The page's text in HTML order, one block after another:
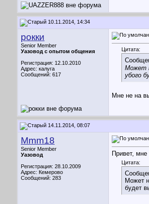
10.11.2014, 14:34
рокки
Senior Member
Уазовод с опытом общения
Регистрация: 12.10.2010
Адрес: калуга
Сообщений: 617
Цитата:
Может
убого
Мне не на
14.11.2014, 08:07
Mmm18
Senior Member
Уазовод
Регистрация: 28.10.2009
Адрес: Кемерово
Сообщений: 283
Привет, мне
Цитата:
Может
будет